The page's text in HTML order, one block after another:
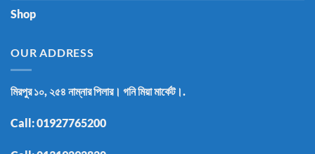
Shop
OUR ADDRESS
মিরপুর ১০, ২৫৪ নাম্নার পিলার। গনি মিয়া মার্কেট।.
Call:01927765200